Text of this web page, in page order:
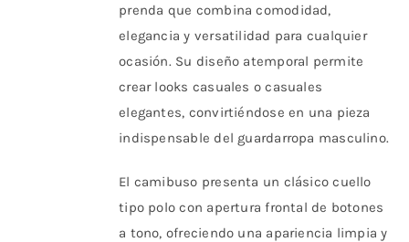
la
página
de
producto
prenda que combina comodidad,
elegancia y versatilidad para cualquier
ocasión. Su diseño atemporal permite
crear looks casuales o casuales
elegantes, convirtiéndose en una pieza
indispensable del guardarropa masculino.
El camibuso presenta un clásico cuello
tipo polo con apertura frontal de botones
a tono, ofreciendo una apariencia limpia y